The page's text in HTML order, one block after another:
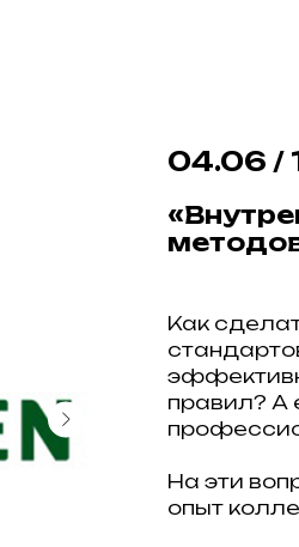
04.06 /
Как
правил? А
На эти
опыт